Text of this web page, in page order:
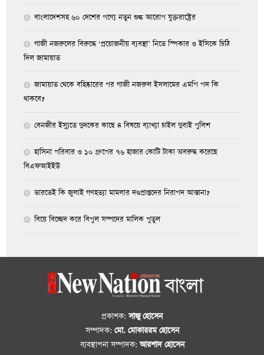
বাংলাদেশসহ ৬০ দেশের পণ্যে নতুন শুল্ক আরোপ যুক্তরাষ্ট্রের
গাজী নজরুলের বিরুদ্ধে ‘প্রয়োজনীয় ব্যবস্থা’ নিতে স্পিকার ও ইসিকে চিঠি
দিল জামায়াত
জামায়াত থেকে বহিষ্কারের পর গাজী নজরুল ইসলামের এমপি পদ কি
থাকবে?
বেনজীর ইস্যুতে দুদকের কাছে ৪ বিষয়ে ব্যাখ্যা চাইল দুবাই পুলিশ
হাসিনা পরিবার ও ১০ গ্রুপের ৭৬ হাজার কোটি টাকা অবরুদ্ধ করেছে
বিএফআইইউ
ভারতেই কি জুলাই গণহত্যা মামলার দণ্ডপ্রাপ্তদের নিরাপদ আস্তানা?
বিয়ে বিচ্ছেদ করে বিপুল সম্পদের মালিক পুতুল
প্রকাশক:সাজু হোসেন
সম্পাদক: মো. মোকাররম হোসেন
ব্যবস্থাপনা সম্পাদক:আরশাদ হোসেন